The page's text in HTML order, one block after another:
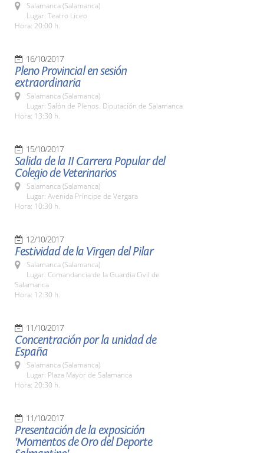
Salamanca (Salamanca)
Lugar: Teatro Liceo
Hora: 20:00 h.
16/10/2017
Pleno Provincial en sesión
extraordinaria
Salamanca (Salamanca)
Lugar: Salón de Plenos. Diputación de Salamanca
Hora: 13:30 h.
15/10/2017
Salida de la II Carrera Popular del
Colegio de Veterinarios
Salamanca (Salamanca)
Lugar: Avenida Príncipe de Vergara
Hora: 10:30 h.
12/10/2017
Festividad de la Virgen del Pilar
Salamanca (Salamanca)
Lugar: Comandancia de la Guardia Civil de
Salamanca
Hora: 12:30 h.
11/10/2017
Concentración por la unidad de
España
Salamanca (Salamanca)
Lugar: Plaza Mayor de Salamanca
Hora: 20:30 h.
11/10/2017
Presentación de la exposición
'Momentos de Oro del Deporte